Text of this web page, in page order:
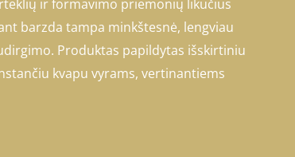
ir formavimo priemonių likučius
barzda tampa minkštesnė, lengviau
Produktas papildytas išskirtiniu
kvapu vyrams, vertinantiems